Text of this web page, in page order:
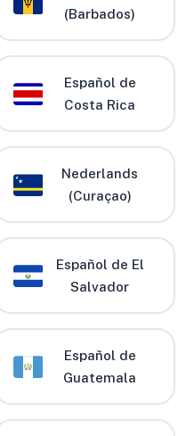
(Barbados)
Español de
Costa Rica
Nederlands
(Curaçao)
Español de El
Salvador
Español de
Guatemala